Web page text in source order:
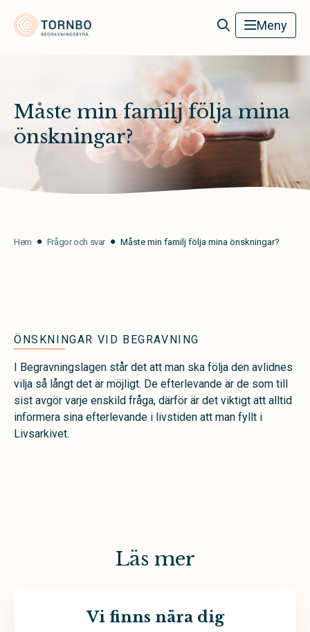
Tornbo Begravningsbyrå Meny
Måste min familj följa mina
önskningar?
Hem Frågor och svar Måste min familj följa mina önskningar?
ÖNSKNINGAR VID BEGRAVNING
I Begravningslagen står det att man ska följa den avlidnes
vilja så långt det är möjligt. De efterlevande är de som till
sist avgör varje enskild fråga, därför är det viktigt att alltid
informera sina efterlevande i livstiden att man fyllt i
Livsarkivet.
Läs mer
Vi finns nära dig